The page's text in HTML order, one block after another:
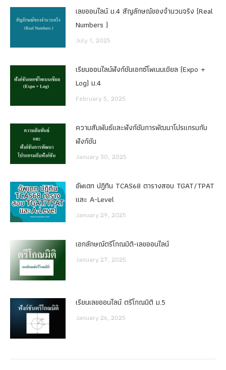
เลขออนไลน์ ม.4 สัญลักษณ์ของจำนวนจริง (Real
Numbers )
July 1, 2025
เรียนออนไลน์ฟังก์ชันเอกซ์โพเนนเชียล (Expo +
Log) ม.4
February 5, 2025
ความสัมพันธ์และฟังก์ชันการพัฒนาโปรแกรมกับ
ฟังก์ชัน
January 30, 2025
อัพเดท ปฏิทิน TCAS68 ตารางสอบ TGAT/TPAT
และ A-Level
January 29, 2025
เอกลักษณ์ตรีโกณมิติ-เลขออนไลน์
January 27, 2025
เรียนเลขออนไลน์ ตรีโกณมิติ ม.5
January 26, 2025